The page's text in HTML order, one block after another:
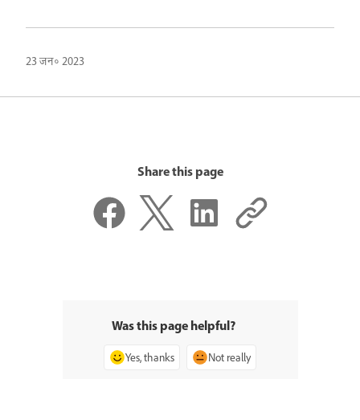
23 जन॰ 2023
Share this page
Was this page helpful?
Yes, thanks Not really